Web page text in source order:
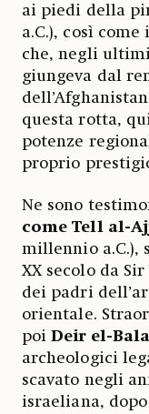
ai piedi della
a.C.), così
che, negli
giungeva dal
questa rotta,
potenze
proprio
Ne sono
come Tell al-
millennio a.C.),
XX secolo da
dei padri
orientale.
poi Deir el-
archeologici
scavato negli
israeliana,